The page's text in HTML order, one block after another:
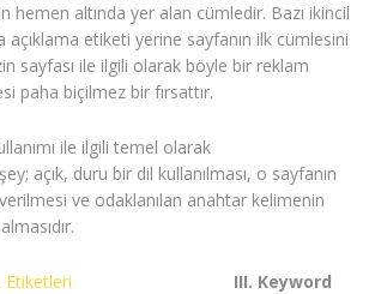
hemen altında yer alan cümledir. Bazı ikincil
açıklama etiketi yerine sayfanın ilk cümlesini
sayfası ile ilgili olarak böyle bir reklam
paha biçilmez bir fırsattır.
ile ilgili temel olarak
açık, duru bir dil kullanılması, o sayfanın
ve odaklanılan anahtar kelimenin
III. Keyword